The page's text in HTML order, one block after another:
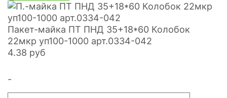
Пакет-майка ПТ ПНД 35+18*60 Колобок
22мкр уп100-1000 арт.0334-042
4.38 руб
-